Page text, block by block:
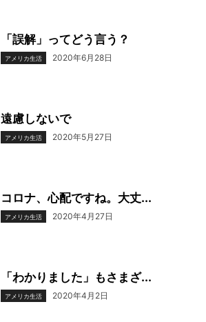
「誤解」ってどう言う？
アメリカ生活 2020年6月28日
遠慮しないで
アメリカ生活 2020年5月27日
コロナ、心配ですね。大丈...
アメリカ生活 2020年4月27日
「わかりました」もさまざ...
アメリカ生活 2020年4月2日